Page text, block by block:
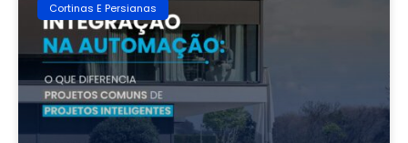
Cortinas E Persianas